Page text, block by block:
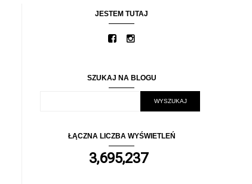
JESTEM TUTAJ
SZUKAJ NA BLOGU
ŁĄCZNA LICZBA WYŚWIETLEŃ
3,695,237